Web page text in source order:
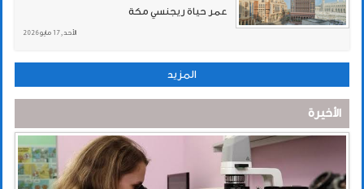
عمر حياة ريجنسي مكة
الأحد , 17 مايو 2026
المزيد
الأخيرة